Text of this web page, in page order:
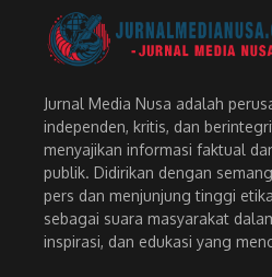
Jurnal Media Nusa adalah
independen, kritis, dan
menyajikan informasi faktual
publik. Didirikan dengan
pers dan menjunjung tinggi
sebagai suara masyarakat
inspirasi, dan edukasi yang